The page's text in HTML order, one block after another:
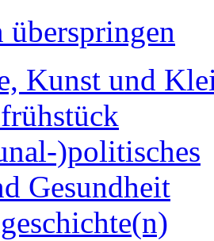
Kunst und
)politisches
Gesundheit